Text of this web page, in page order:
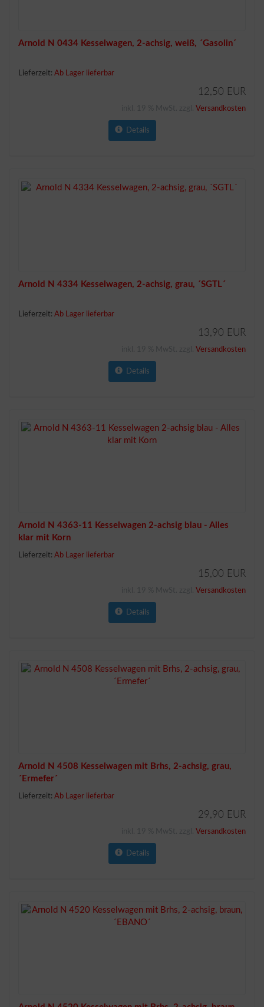
Arnold N 0434 Kesselwagen, 2-achsig, weiß, ´Gasolin´
Lieferzeit: Ab Lager lieferbar
12,50 EUR
Versandkosten
Details
Arnold N 4334 Kesselwagen, 2-achsig, grau, ´SGTL´
Lieferzeit: Ab Lager lieferbar
13,90 EUR
Versandkosten
Details
Arnold N 4363-11 Kesselwagen 2-achsig blau - Alles
klar mit Korn
Lieferzeit: Ab Lager lieferbar
15,00 EUR
Versandkosten
Details
Arnold N 4508 Kesselwagen mit Brhs, 2-achsig, grau,
´Ermefer´
Lieferzeit: Ab Lager lieferbar
29,90 EUR
Versandkosten
Details